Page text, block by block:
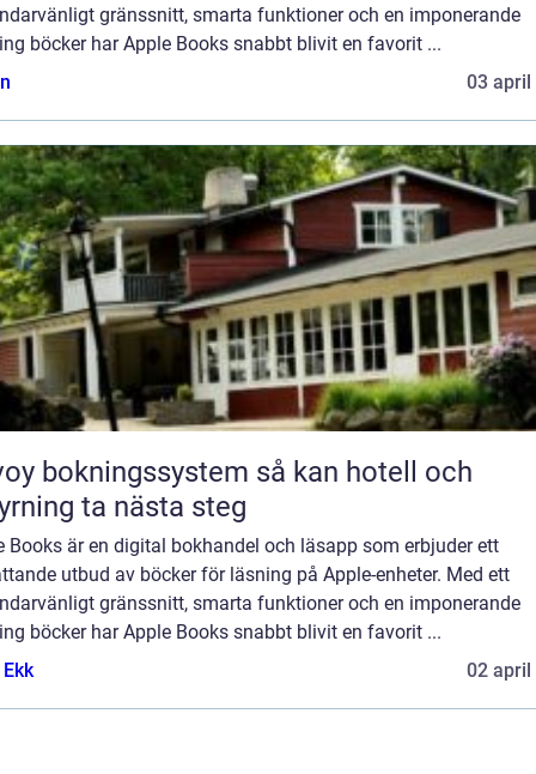
gränssnitt, smarta funktioner och en imponerande
böcker har Apple Books snabbt blivit en favorit ...
03 april
så kan hotell och
ta nästa steg
Books är en digital bokhandel och läsapp som erbjuder ett
utbud av böcker för läsning på Apple-enheter. Med ett
gränssnitt, smarta funktioner och en imponerande
böcker har Apple Books snabbt blivit en favorit ...
02 april